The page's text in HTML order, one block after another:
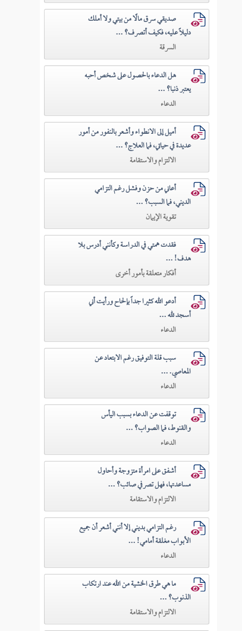
صديقي سرق مالًا من بيتي ولا أملك
دليلًا عليه، فكيف أتصرف؟ ...
السرقة
هل الدعاء بالحصول على شخص أحبه
يعتبر ذنبا؟ ...
الدعاء
أميل إلى الانطواء وأشعر بالنفور من أمور
عديدة في حياتي، فما العلاج؟ ...
الالتزام والاستقامة
أعاني من حزن وفشل رغم التزامي
الديني، فما السبب؟ ...
تقوية الإيمان
فقدت همتي في الدراسة وكأنني أدرس بلا
هدف! ...
أفكار متعلقة بأمور أخرى
أدعو الله كثيرا جداً بإلحاح ورأيت أني
أسجد لله ...
الدعاء
سبب قلة التوفيق رغم الابتعاد عن
المعاصي. ...
الدعاء
توقفت عن الدعاء بسبب اليأس
والقنوط، فما الصواب؟ ...
الدعاء
أشفق على امرأة متزوجة وأحاول
مساعدتها، فهل تصرفي صائب؟ ...
الالتزام والاستقامة
رغم التزامي بديني إلا أنني أشعر أن جميع
الأبواب مغلقة أمامي! ...
الدعاء
ما هي طرق الخشية من الله عند ارتكاب
الذنوب؟ ...
الالتزام والاستقامة